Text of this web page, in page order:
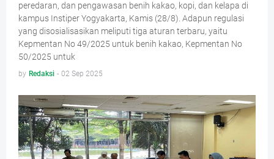
peredaran, dan pengawasan benih kakao, kopi, dan kelapa di
kampus Instiper Yogyakarta, Kamis (28/8). Adapun regulasi
yang disosialisasikan meliputi tiga aturan terbaru, yaitu
Kepmentan No 49/2025 untuk benih kakao, Kepmentan No
50/2025 untuk
by Redaksi - 02 Sep 2025